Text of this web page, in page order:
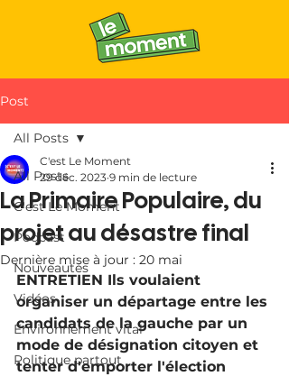
Post
All Posts
C'est Le Moment
Podcast
Nouveautés
Vidéos
Environnement vital
Politique partout
All Posts
La Primaire Populaire, du
projet au désastre final
C'est Le Moment
29 déc. 2023 9 min de lecture
Dernière mise à jour : 20 mai
ENTRETIEN Ils voulaient
organiser un départage entre les
candidats de la gauche par un
mode de désignation citoyen et
tenter d'emporter l'élection